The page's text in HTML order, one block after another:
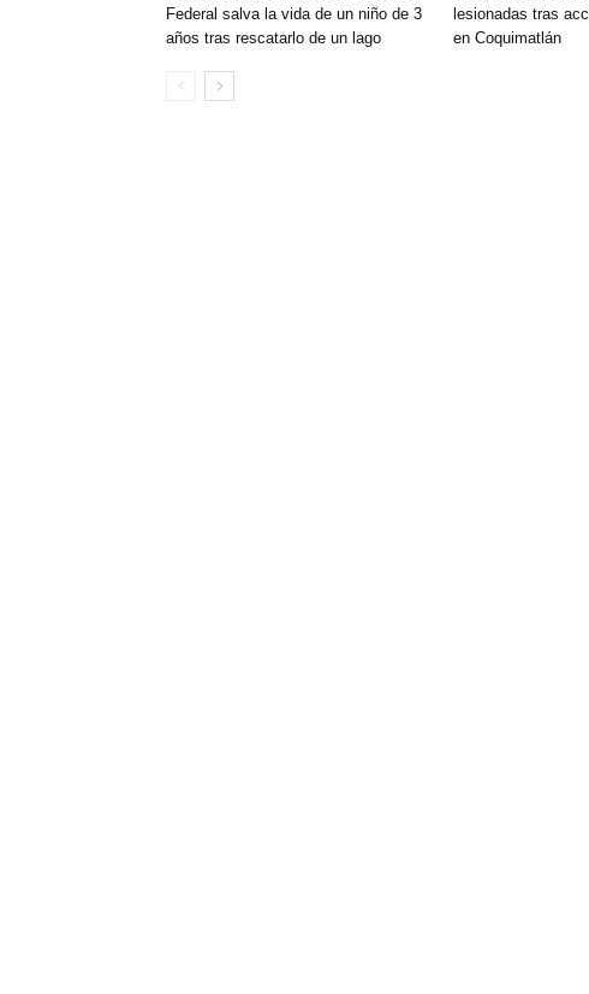
Federal salva la vida de un niño de 3
años tras rescatarlo de un lago
lesionadas tras
en Coquimatlán